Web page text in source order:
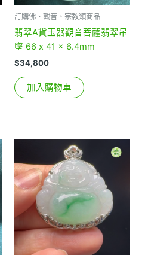
訂購佛、觀音、宗教類商品
翡翠A貨玉器觀音菩薩翡翠吊
墜 66 x 41 x 6.4mm
$34,800
加入購物車